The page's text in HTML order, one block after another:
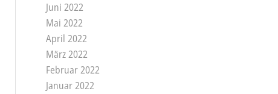
Juni 2022
Mai 2022
April 2022
März 2022
Februar 2022
Januar 2022